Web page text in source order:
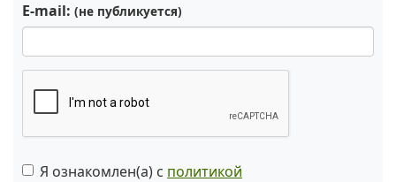
E-mail: (не публикуется)
Я ознакомлен(а) с политикой